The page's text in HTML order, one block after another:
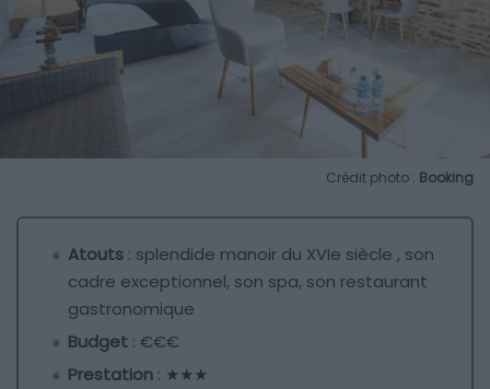
Crédit photo : Booking
Atouts : splendide manoir du XVIe siècle , son
cadre exceptionnel, son spa, son restaurant
gastronomique
Budget : €€€
Prestation : ★★★